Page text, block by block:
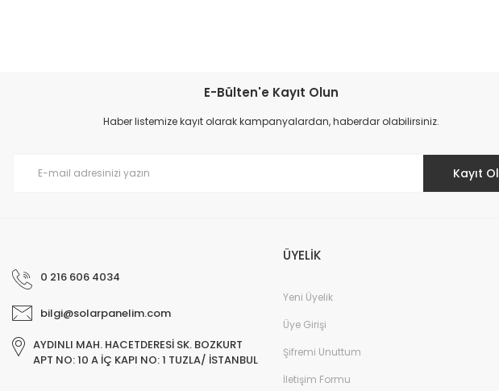
Ürün resmi kalitesiz, bozuk veya görüntülenemiyor.
E-Bülten'e Kayıt Olun
Haber listemize kayıt olarak kampanyalardan, haberdar olabilirsiniz.
Kayıt Ol
0 216 606 4034
bilgi@solarpanelim.com
AYDINLI MAH. HACETDERESİ SK. BOZKURT
APT NO: 10 A İÇ KAPI NO: 1 TUZLA/ İSTANBUL
ÜYELİK
Yeni Üyelik
Üye Girişi
Şifremi Unuttum
İletişim Formu